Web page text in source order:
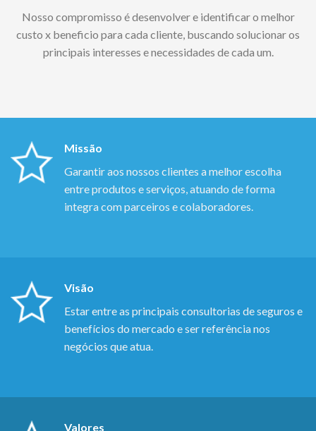
Nosso compromisso é desenvolver e identificar o melhor
custo x beneficio para cada cliente, buscando solucionar os
principais interesses e necessidades de cada um.
Missão
Garantir aos nossos clientes a melhor escolha
entre produtos e serviços, atuando de forma
integra com parceiros e colaboradores.
Visão
Estar entre as principais consultorias de seguros e
benefícios do mercado e ser referência nos
negócios que atua.
Valores